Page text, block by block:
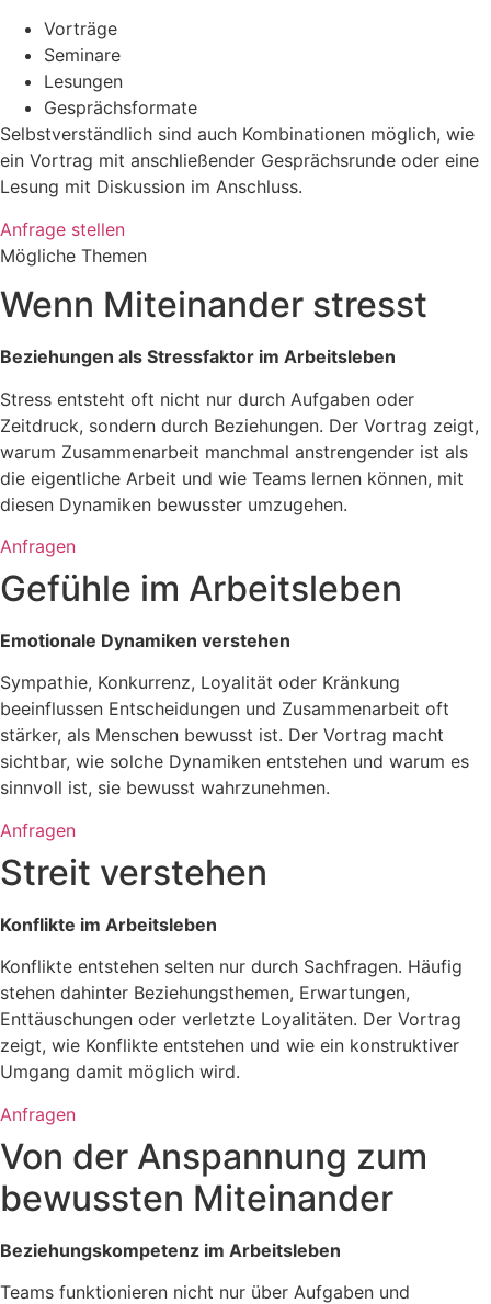
Vorträge
Seminare
Lesungen
Gesprächsformate
Selbstverständlich sind auch Kombinationen möglich, wie
ein Vortrag mit anschließender Gesprächsrunde oder eine
Lesung mit Diskussion im Anschluss.
Anfrage stellen
Mögliche Themen
Wenn Miteinander stresst
Beziehungen als Stressfaktor im Arbeitsleben
Stress entsteht oft nicht nur durch Aufgaben oder
Zeitdruck, sondern durch Beziehungen. Der Vortrag zeigt,
warum Zusammenarbeit manchmal anstrengender ist als
die eigentliche Arbeit und wie Teams lernen können, mit
diesen Dynamiken bewusster umzugehen.
Anfragen
Gefühle im Arbeitsleben
Emotionale Dynamiken verstehen
Sympathie, Konkurrenz, Loyalität oder Kränkung
beeinflussen Entscheidungen und Zusammenarbeit oft
stärker, als Menschen bewusst ist. Der Vortrag macht
sichtbar, wie solche Dynamiken entstehen und warum es
sinnvoll ist, sie bewusst wahrzunehmen.
Anfragen
Streit verstehen
Konflikte im Arbeitsleben
Konflikte entstehen selten nur durch Sachfragen. Häufig
stehen dahinter Beziehungsthemen, Erwartungen,
Enttäuschungen oder verletzte Loyalitäten. Der Vortrag
zeigt, wie Konflikte entstehen und wie ein konstruktiver
Umgang damit möglich wird.
Anfragen
Von der Anspannung zum
bewussten Miteinander
Beziehungskompetenz im Arbeitsleben
Teams funktionieren nicht nur über Aufgaben und